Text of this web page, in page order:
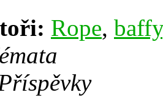
Rope, baffy